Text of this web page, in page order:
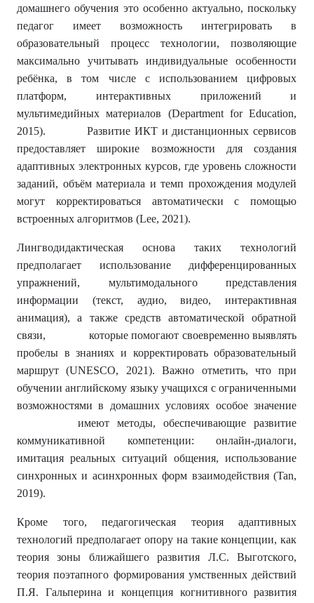
домашнего обучения это особенно актуально, поскольку
педагог имеет возможность интегрировать в
образовательный процесс технологии, позволяющие
максимально учитывать индивидуальные особенности
ребёнка, в том числе с использованием цифровых
платформ, интерактивных приложений и
мультимедийных материалов (Department for Education,
2015). Развитие ИКТ и дистанционных сервисов
предоставляет широкие возможности для создания
адаптивных электронных курсов, где уровень сложности
заданий, объём материала и темп прохождения модулей
могут корректироваться автоматически с помощью
встроенных алгоритмов (Lee, 2021).
Лингводидактическая основа таких технологий
предполагает использование дифференцированных
упражнений, мультимодального представления
информации (текст, аудио, видео, интерактивная
анимация), а также средств автоматической обратной
связи, которые помогают своевременно выявлять
пробелы в знаниях и корректировать образовательный
маршрут (UNESCO, 2021). Важно отметить, что при
обучении английскому языку учащихся с ограниченными
возможностями в домашних условиях особое значение
имеют методы, обеспечивающие развитие
коммуникативной компетенции: онлайн-диалоги,
имитация реальных ситуаций общения, использование
синхронных и асинхронных форм взаимодействия (Tan,
2019).
Кроме того, педагогическая теория адаптивных
технологий предполагает опору на такие концепции, как
теория зоны ближайшего развития Л.С. Выготского,
теория поэтапного формирования умственных действий
П.Я. Гальперина и концепция когнитивного развития